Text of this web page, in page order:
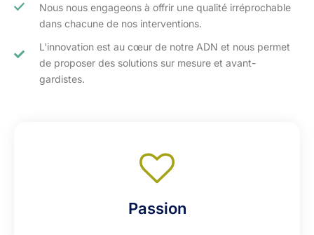
Nous nous engageons à offrir une qualité irréprochable
dans chacune de nos interventions.
L'innovation est au cœur de notre ADN et nous permet
de proposer des solutions sur mesure et avant-
gardistes.
Passion